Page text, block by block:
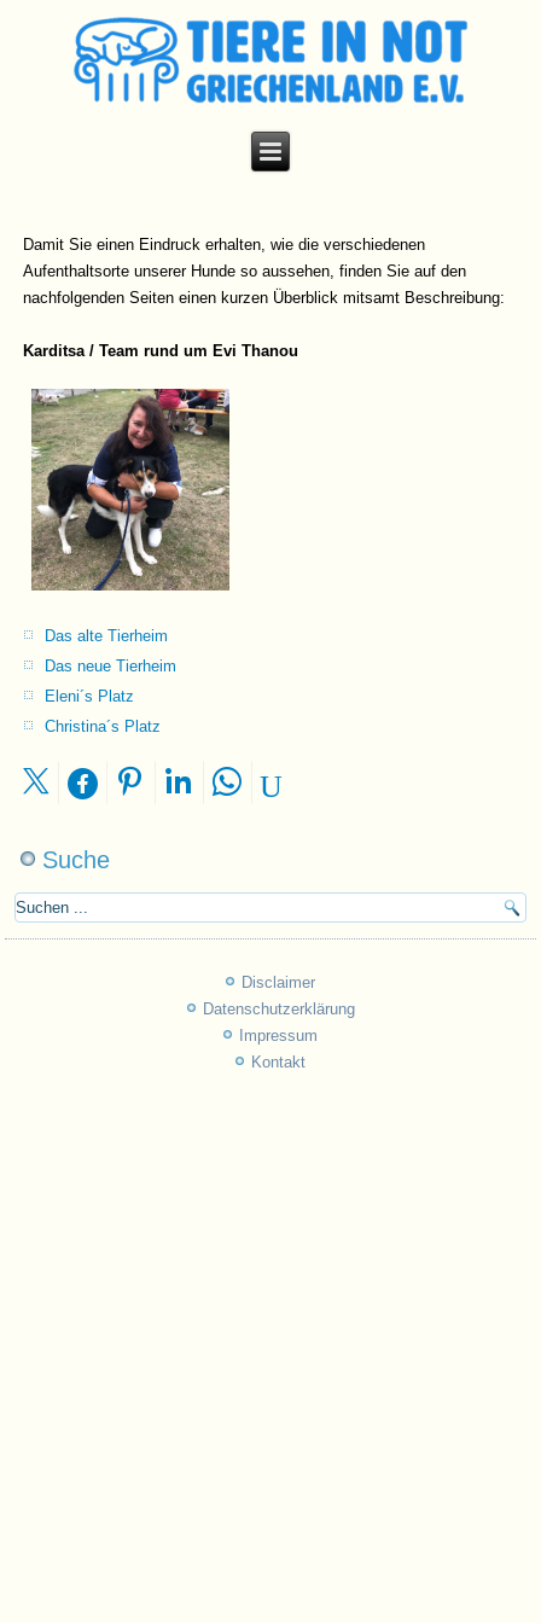
Damit Sie einen Eindruck erhalten, wie die verschiedenen
Aufenthaltsorte unserer Hunde so aussehen, finden Sie auf den
nachfolgenden Seiten einen kurzen Überblick mitsamt Beschreibung:
Karditsa / Team rund um Evi Thanou
Das alte Tierheim
Das neue Tierheim
Eleni´s Platz
Christina´s Platz
Suche
Disclaimer
Datenschutzerklärung
Impressum
Kontakt